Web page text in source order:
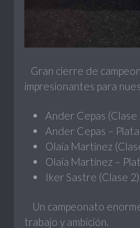
Gran cierre de
impresionantes para
Ander Cepas (Clase
Ander Cepas –
Olaia Martínez
Olaia Martínez –
Iker Sastre (Clase
Un campeonato
trabajo y ambición.